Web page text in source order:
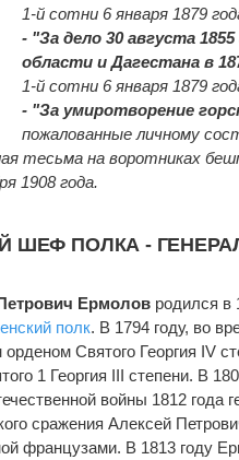
1-й сотни 6 января 1879
- "За дело 30 августа
области и Дагестана в
1-й сотни 6 января 1879
- "За умиротворение
пожалованные личному
тесьма на воротниках
1908 года.
ШЕФ ПОЛКА -
Ермолов родился в
полк. В 1794 году, во
орденом Святого Георгия IV
1 Георгия III степени. В
войны 1812 года
сражения Алексей
французами. В 1813 году